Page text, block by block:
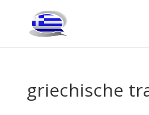
griechische